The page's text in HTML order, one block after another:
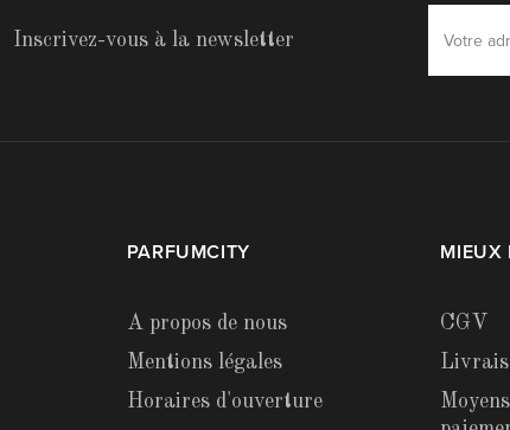
Inscrivez-vous à la newsletter
PARFUMCITY
A propos de nous
Mentions légales
Horaires d'ouverture
MIEUX
CGV